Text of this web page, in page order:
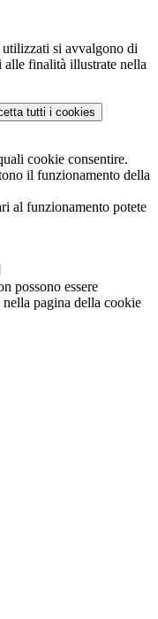
si avvalgono di
alle finalità illustrate nella
tutti i cookies
cookie consentire.
il funzionamento della
al funzionamento potete
possono essere
pagina della cookie